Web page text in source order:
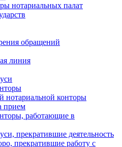
нотариальных палат
обращений
линия
нотариальной конторы
прием
работающие в
прекратившие деятельность
прекратившие работу с